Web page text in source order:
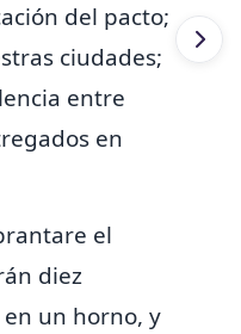
del pacto;
ciudades;
entre
en
el
diez
un horno, y